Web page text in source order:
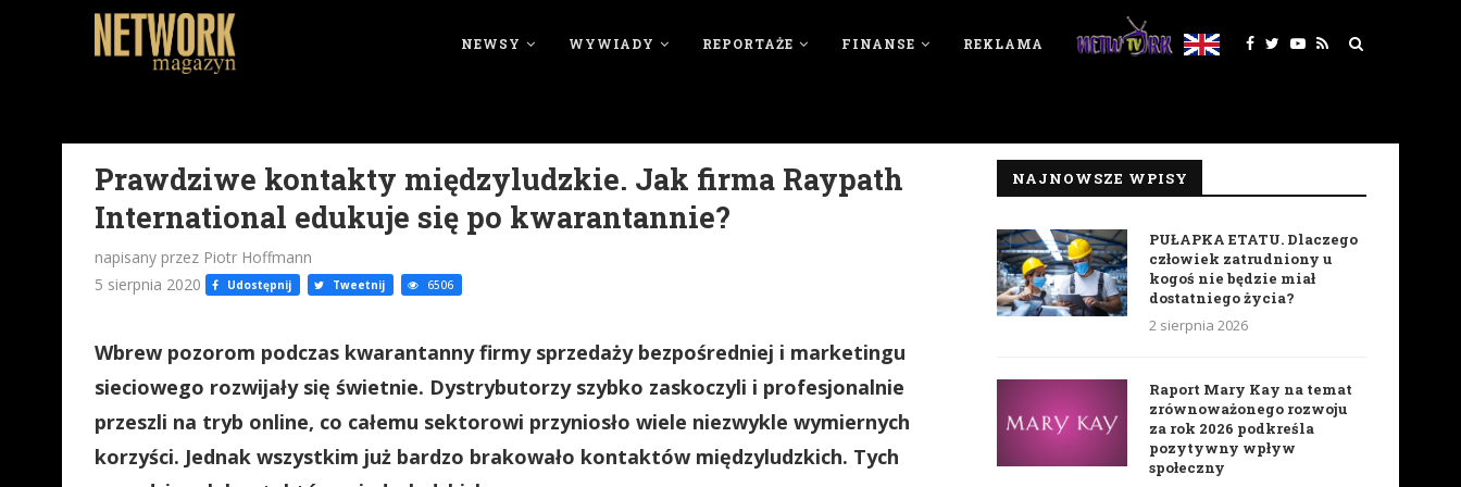
NEWSY WYWIADY REPORTAŻE FINANSE REKLAMA
Prawdziwe kontakty międzyludzkie. Jak firma Raypath
International edukuje się po kwarantannie?
napisany przez Piotr Hoffmann
5 sierpnia 2020
Udostępnij Tweetnij 6506
Wbrew pozorom podczas kwarantanny firmy sprzedaży bezpośredniej i marketingu
sieciowego rozwijały się świetnie. Dystrybutorzy szybko zaskoczyli i profesjonalnie
przeszli na tryb online, co całemu sektorowi przyniosło wiele niezwykle wymiernych
korzyści. Jednak wszystkim już bardzo brakowało kontaktów międzyludzkich. Tych
NAJNOWSZE WPISY
PUŁAPKA ETATU. Dlaczego
człowiek zatrudniony u
kogoś nie będzie miał
dostatniego życia?
2 sierpnia 2026
Raport Mary Kay na temat
zrównoważonego rozwoju
za rok 2026 podkreśla
pozytywny wpływ
społeczny